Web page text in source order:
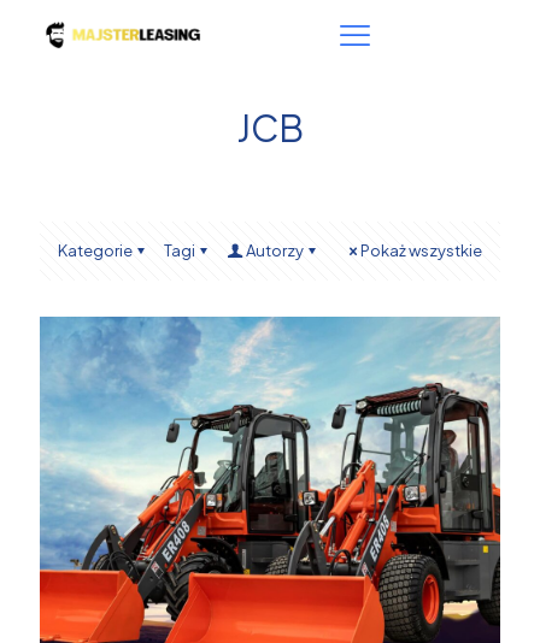
JCB
Kategorie Tagi Autorzy Pokaż wszystkie